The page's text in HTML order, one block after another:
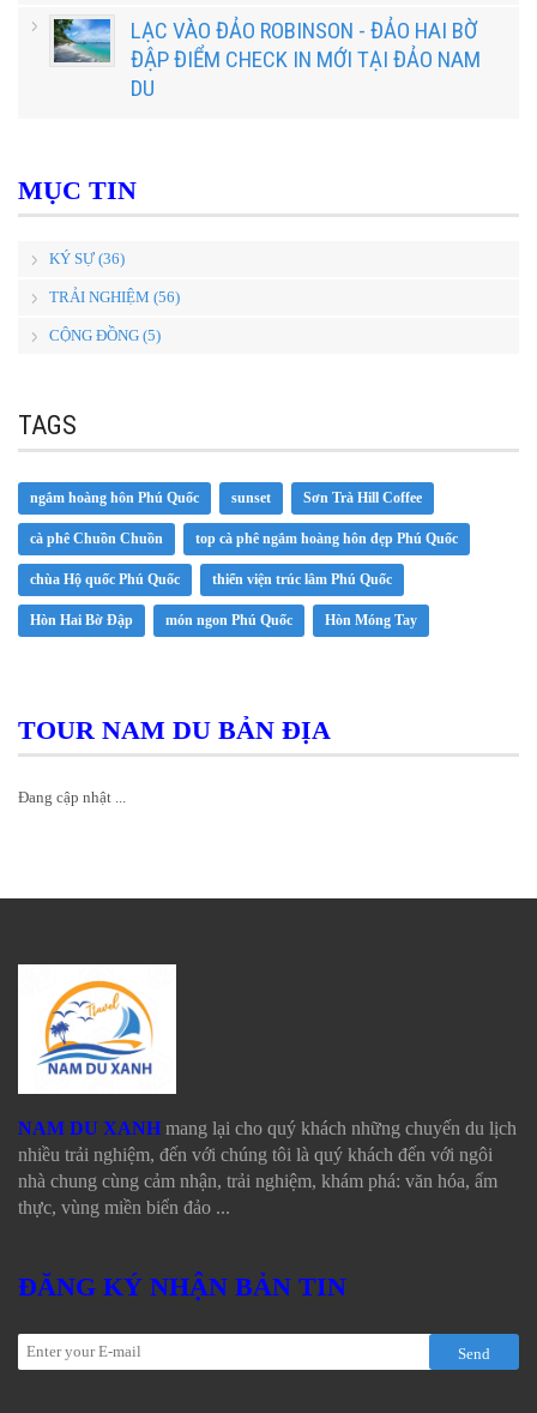
LẠC VÀO ĐẢO ROBINSON - ĐẢO HAI BỜ
ĐẬP ĐIỂM CHECK IN MỚI TẠI ĐẢO NAM
DU
MỤC TIN
KÝ SỰ (36)
TRẢI NGHIỆM (56)
CỘNG ĐỒNG (5)
TAGS
ngắm hoàng hôn Phú Quốc sunset Sơn Trà Hill Coffee
cà phê Chuồn Chuồn top cà phê ngắm hoàng hôn đẹp Phú Quốc
chùa Hộ quốc Phú Quốc thiển viện trúc lâm Phú Quốc
Hòn Hai Bờ Đập món ngon Phú Quốc Hòn Móng Tay
TOUR NAM DU BẢN ĐỊA
Đang cập nhật ...
NAM DU XANH mang lại cho quý khách những chuyến du lịch
nhiều trải nghiệm, đến với chúng tôi là quý khách đến với ngôi
nhà chung cùng cảm nhận, trải nghiệm, khám phá: văn hóa, ẩm
thực, vùng miền biển đảo ...
ĐĂNG KÝ NHẬN BẢN TIN
Send